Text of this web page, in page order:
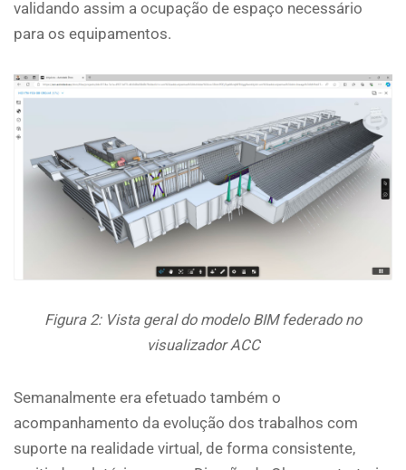
validando assim a ocupação de espaço necessário
para os equipamentos.
Figura 2: Vista geral do modelo BIM federado no
visualizador ACC
Semanalmente era efetuado também o
acompanhamento da evolução dos trabalhos com
suporte na realidade virtual, de forma consistente,